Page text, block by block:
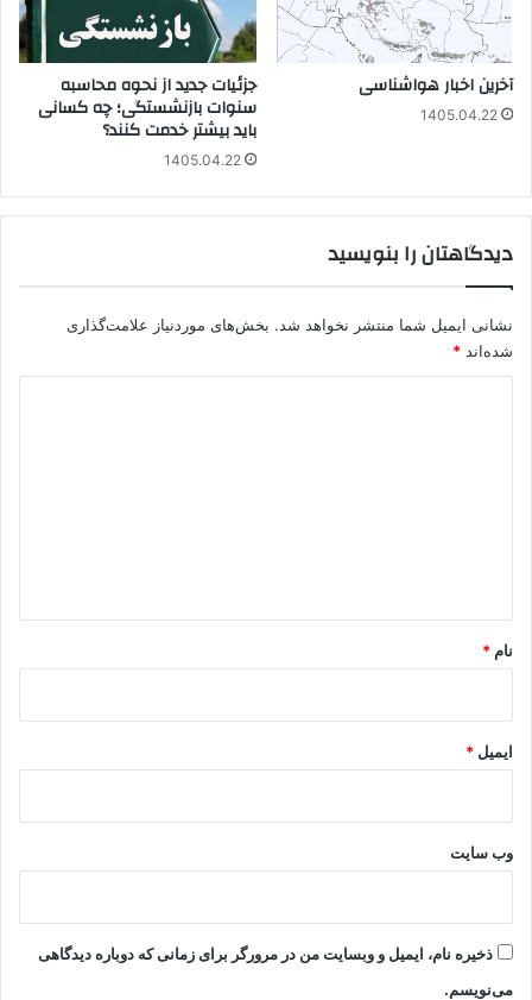
آخرین اخبار هواشناسی
1405.04.22
جزئیات جدید از نحوه محاسبه
سنوات بازنشستگی؛ چه کسانی
باید بیشتر خدمت کنند؟
1405.04.22
دیدگاهتان را بنویسید
نشانی ایمیل شما منتشر نخواهد شد. بخش‌های موردنیاز علامت‌گذاری
شده‌اند *
نام *
ایمیل *
وب‌ سایت
ذخیره نام، ایمیل و وبسایت من در مرورگر برای زمانی که دوباره دیدگاهی
می‌نویسم.